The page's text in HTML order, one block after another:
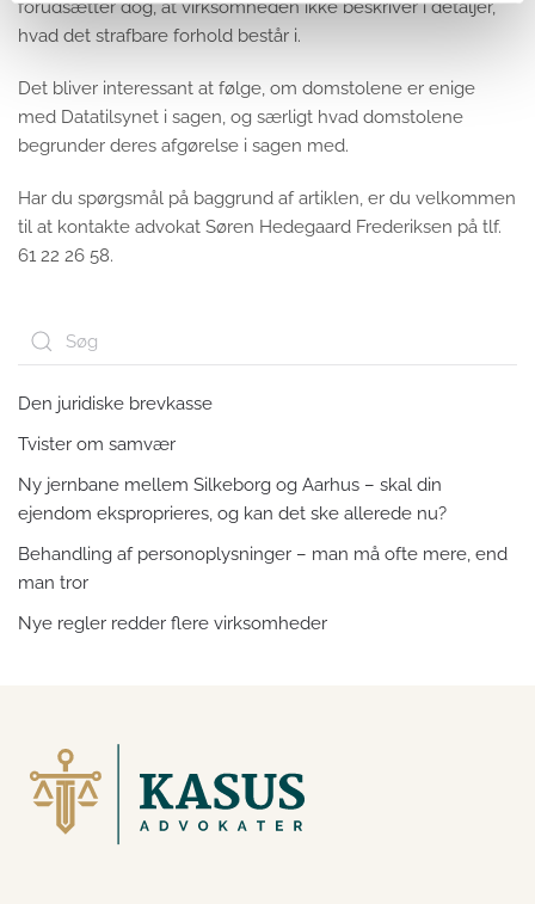
forudsætter dog, at virksomheden ikke beskriver i detaljer,
hvad det strafbare forhold består i.
Det bliver interessant at følge, om domstolene er enige
med Datatilsynet i sagen, og særligt hvad domstolene
begrunder deres afgørelse i sagen med.
Har du spørgsmål på baggrund af artiklen, er du velkommen
til at kontakte advokat Søren Hedegaard Frederiksen på tlf.
61 22 26 58.
Den juridiske brevkasse
Tvister om samvær
Ny jernbane mellem Silkeborg og Aarhus – skal din
ejendom eksproprieres, og kan det ske allerede nu?
Behandling af personoplysninger – man må ofte mere, end
man tror
Nye regler redder flere virksomheder